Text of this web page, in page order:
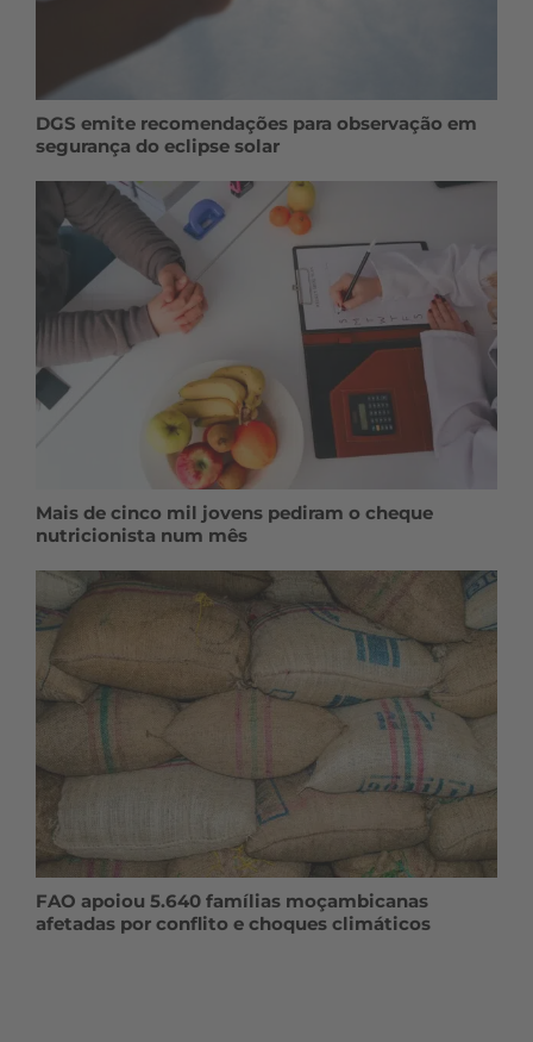
DGS emite recomendações para observação em
segurança do eclipse solar
Mais de cinco mil jovens pediram o cheque
nutricionista num mês
FAO apoiou 5.640 famílias moçambicanas
afetadas por conflito e choques climáticos